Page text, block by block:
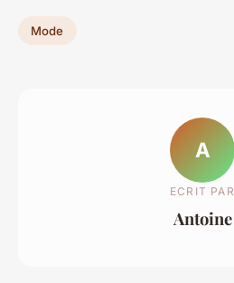
Mode
A
ECRIT PAR
Antoine